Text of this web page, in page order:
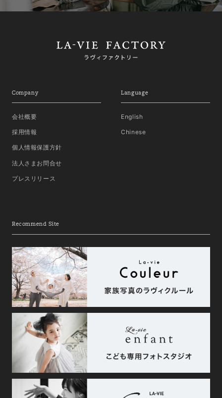
Company
会社概要
採用情報
個人情報保護方針
法人さまお問合せ
プレスリリース
Language
English
Chinese
Recommend Site